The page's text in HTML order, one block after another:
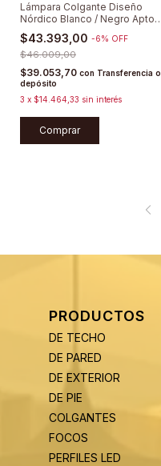
Lámpara Colgante Diseño
Nórdico Blanco / Negro Apto
E27 Led
$43.393,00 -6% OFF
$46.009,00
$39.053,70 con Transferencia o
depósito
3 x $14.464,33 sin interés
Comprar
PRODUCTOS
DE TECHO
DE PARED
DE EXTERIOR
DE PIE
COLGANTES
FOCOS
PERFILES LED